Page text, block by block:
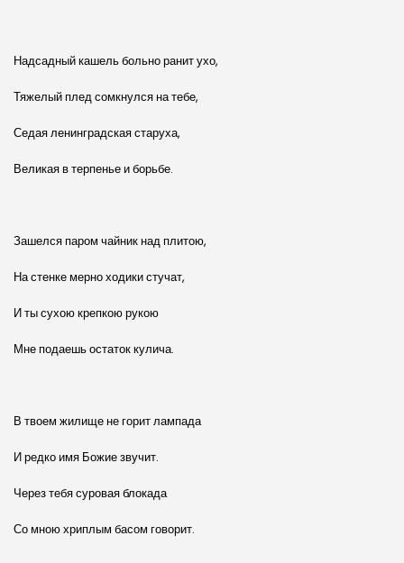
Надсадный кашель больно ранит ухо,
Тяжелый плед сомкнулся на тебе,
Седая ленинградская старуха,
Великая в терпенье и борьбе.
Зашелся паром чайник над плитою,
На стенке мерно ходики стучат,
И ты сухою крепкою рукою
Мне подаешь остаток кулича.
В твоем жилище не горит лампада
И редко имя Божие звучит.
Через тебя суровая блокада
Со мною хриплым басом говорит.